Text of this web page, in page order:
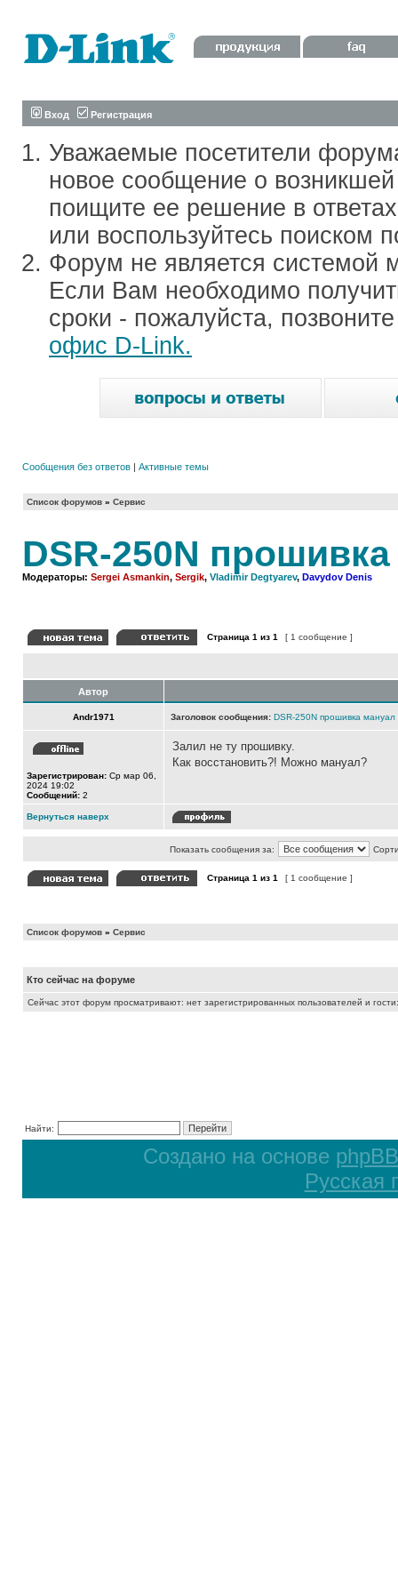
Вход Регистрация
Уважаемые посетители
новое сообщение о
поищите ее решение в
или воспользуйтесь поиском
Форум не является системой
Если Вам необходимо
сроки - пожалуйста,
офис D-Link.
Сообщения без ответов | Активные темы
Список форумов » Сервис
DSR-250N
Модераторы: Sergei Asmankin, Sergik, Vladimir Degtyarev, Davydov Denis
Страница 1 из 1 [ 1 сообщение ]
Автор
Andr1971 Заголовок сообщения: DSR-250N прошивка мануал
Зарегистрирован: Ср мар 06,
2024 19:02
Сообщений: 2
Залил не ту прошивку.
Как восстановить?! Можно мануал?
Вернуться наверх
Показать сообщения за:
Страница 1 из 1 [ 1 сообщение ]
Список форумов » Сервис
Кто сейчас на форуме
Сейчас этот форум просматривают: нет зарегистрированных пользователей и
Найти:
Создано на основе phpBB
Русская